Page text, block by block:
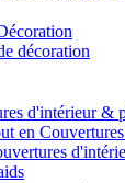
décoration
d'intérieur &
en